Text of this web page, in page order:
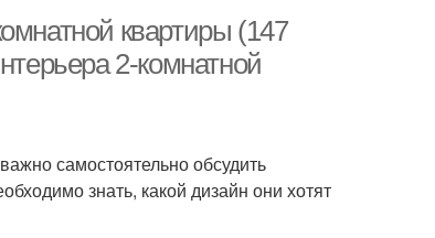
квартиры (147
2-комнатной
самостоятельно обсудить
знать, какой дизайн они хотят